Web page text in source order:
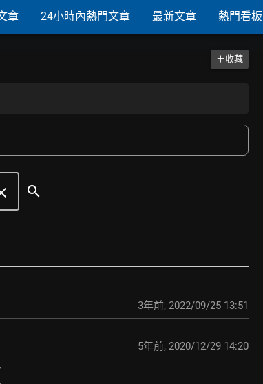
章 24小時內熱門文章 最新文章 熱門看板
＋收藏
search
3年前, 2022/09/25 13:51
5年前, 2020/12/29 14:20